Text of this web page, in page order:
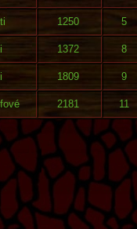
1250 5
1372 8
1809 9
2181 11